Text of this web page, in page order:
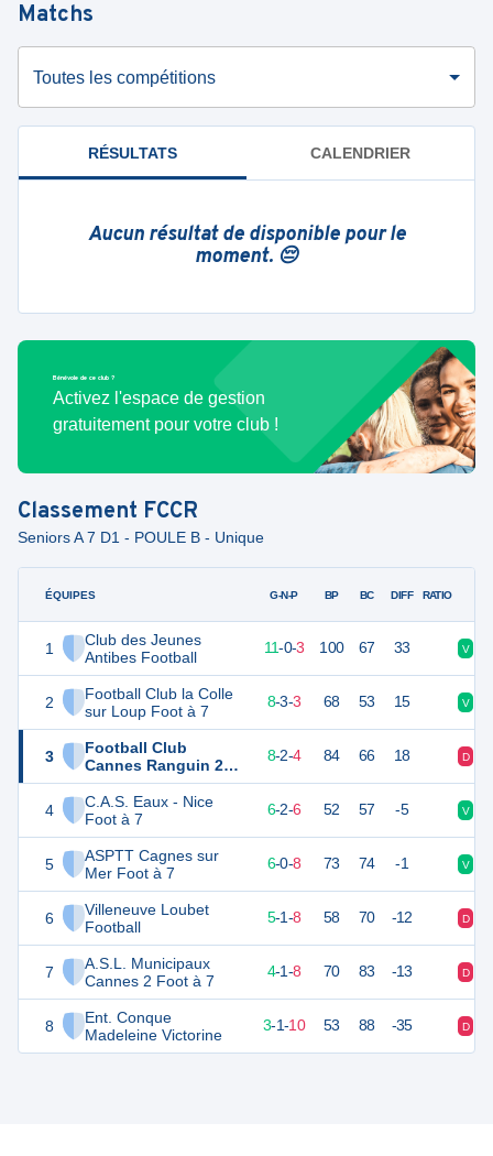
Matchs
Toutes les compétitions
RÉSULTATS CALENDRIER
Aucun résultat de disponible pour le
moment. 😔
Bénévole de ce club ?
Activez l'espace de gestion
gratuitement pour votre club !
Classement FCCR
Seniors A 7 D1 - POULE B - Unique
ÉQUIPES
1
Club des Jeunes
Antibes Football
2
Football Club la Colle
sur Loup Foot à 7
3
Football Club
Cannes Ranguin 2
Foot à 7
4
C.A.S. Eaux - Nice
Foot à 7
5
ASPTT Cagnes sur
Mer Foot à 7
6
Villeneuve Loubet
Football
7
A.S.L. Municipaux
Cannes 2 Foot à 7
8
Ent. Conque
Madeleine Victorine
G-N-P BP BC DIFF RATIO
33 11-0-3 100 67 33 V
27 14 8-3-3 68 53 15 V
26 8-2-4 84 66 18 D
20 6-2-6 52 57 -5 V
18 6-0-8 73 74 -1 V
16 5-1-8 58 70 -12 D
12 4-1-8 70 83 -13 D
10 3-1-10 53 88 -35 D